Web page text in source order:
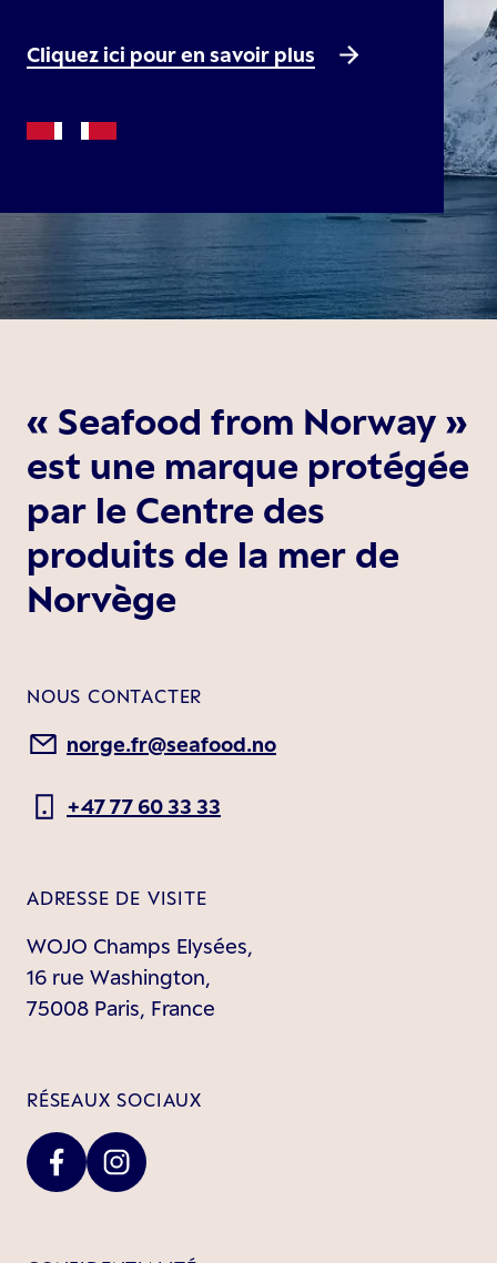
Cliquez ici pour en savoir plus
« Seafood from Norway »
est une marque protégée
par le Centre des
produits de la mer de
Norvège
NOUS CONTACTER
norge.fr@seafood.no
+47 77 60 33 33
ADRESSE DE VISITE
WOJO Champs Elysées,
16 rue Washington,
75008 Paris, France
RÉSEAUX SOCIAUX